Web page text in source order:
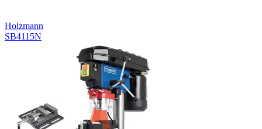
Holzmann
SB4115N